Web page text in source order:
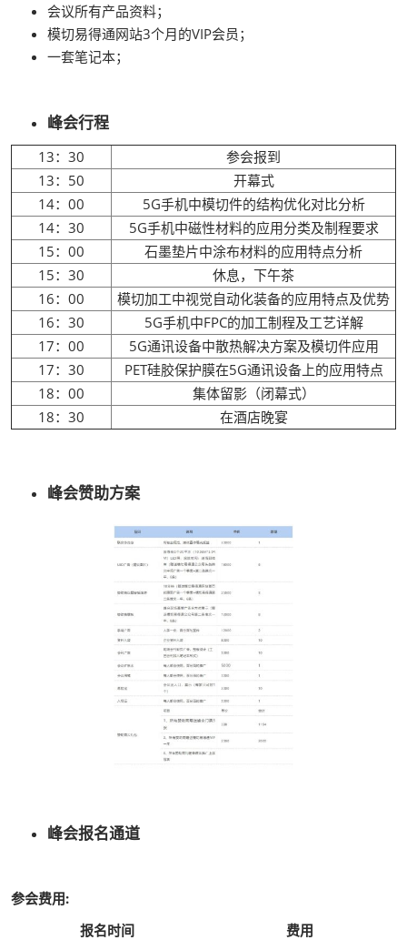
会议所有产品资料；
模切易得通网站3个月的VIP会员；
一套笔记本；
峰会行程
13：30
参会报到
13：50
开幕式
14：00
5G手机中模切件的结构优化对比分析
14：30
5G手机中磁性材料的应用分类及制程要求
15：00
石墨垫片中涂布材料的应用特点分析
15：30
休息，下午茶
16：00
模切加工中视觉自动化装备的应用特点及优势
16：30
5G手机中FPC的加工制程及工艺详解
17：00
5G通讯设备中散热解决方案及模切件应用
17：30
PET硅胶保护膜在5G通讯设备上的应用特点
18：00
集体留影（闭幕式）
18：30
在酒店晚宴
峰会赞助方案
峰会报名通道
参会费用:
报名时间
费用